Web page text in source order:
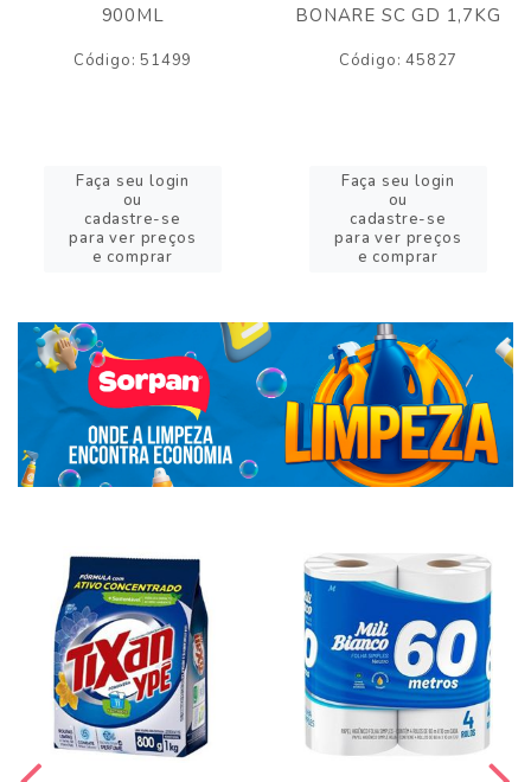
900ML
Código: 51499
Faça seu login
ou
cadastre-se
para ver preços
e comprar
BONARE SC GD 1,7KG
Código: 45827
Faça seu login
ou
cadastre-se
para ver preços
e comprar